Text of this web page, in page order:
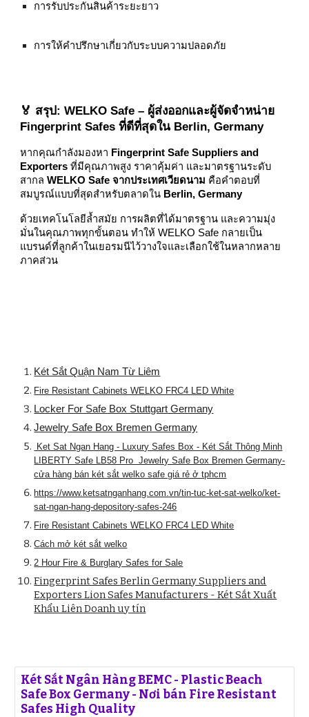
การรับประกันสินค้าระยะยาว
การให้คำปรึกษาเกี่ยวกับระบบความปลอดภัย
🏅 สรุป: WELKO Safe – ผู้ส่งออกและผู้จัดจำหน่าย
Fingerprint Safes ที่ดีที่สุดใน Berlin, Germany
หากคุณกำลังมองหา Fingerprint Safe Suppliers and
Exporters ที่มีคุณภาพสูง ราคาคุ้มค่า และมาตรฐานระดับ
สากลWELKO Safe จากประเทศเวียดนาม คือคำตอบที่
สมบูรณ์แบบที่สุดสำหรับตลาดใน Berlin, Germany
ด้วยเทคโนโลยีล้ำสมัย การผลิตที่ได้มาตรฐาน และความมุ่ง
มั่นในคุณภาพทุกขั้นตอน ทำให้ WELKO Safe กลายเป็น
แบรนด์ที่ลูกค้าในเยอรมนีไว้วางใจและเลือกใช้ในหลากหลาย
ภาคส่วน
Két Sắt Quận Nam Từ Liêm
Fire Resistant Cabinets WELKO FRC4 LED White
Locker For Safe Box Stuttgart Germany
Jewelry Safe Box Bremen Germany
Ket Sat Ngan Hang - Luxury Safes Box - Két Sắt Thông Minh
LIBERTY Safe LB58 Pro Jewelry Safe Box Bremen Germany-
cửa hàng bán két sắt welko safe giá rẻ ở tphcm
https://www.ketsatnganhang.com.vn/tin-tuc-ket-sat-welko/ket-
sat-ngan-hang-depository-safes-246
Fire Resistant Cabinets WELKO FRC4 LED White
Cách mở két sắt welko
2 Hour Fire & Burglary Safes for Sale
Fingerprint Safes Berlin Germany Suppliers and
Exporters Lion Safes Manufacturers - Két Sắt Xuất
Khẩu Liên Doanh uy tín
Két Sắt Ngân Hàng BEMC - Plastic Beach
Safe Box Germany - Nơi bán Fire Resistant
Safes High Quality